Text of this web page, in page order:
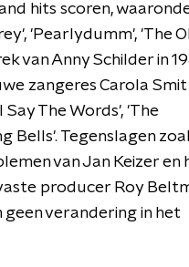
hits scoren,
'Pearlydumm', 'The
van Anny Schilder in
zangeres Carola Smit
The Words', 'The
Bells'. Tegenslagen
van Jan Keizer en
producer Roy
verandering in het